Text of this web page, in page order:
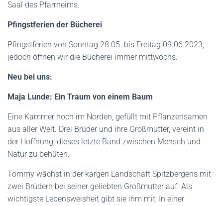
Saal des Pfarrheims.
Pfingstferien der Bücherei
Pfingstferien von Sonntag 28.05. bis Freitag 09.06.2023,
jedoch öffnen wir die Bücherei immer mittwochs.
Neu bei uns:
Maja Lunde: Ein Traum von einem Baum
Eine Kammer hoch im Norden, gefüllt mit Pflanzensamen
aus aller Welt. Drei Brüder und ihre Großmutter, vereint in
der Hoffnung, dieses letzte Band zwischen Mensch und
Natur zu behüten.
Tommy wächst in der kargen Landschaft Spitzbergens mit
zwei Brüdern bei seiner geliebten Großmutter auf. Als
wichtigste Lebensweisheit gibt sie ihm mit: In einer